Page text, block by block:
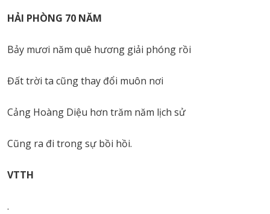
HẢI PHÒNG 70 NĂM
Bảy mươi năm quê hương giải phóng rồi
Đất trời ta cũng thay đổi muôn nơi
Cảng Hoàng Diệu hơn trăm năm lịch sử
Cũng ra đi trong sự bồi hồi.
VTTH
.